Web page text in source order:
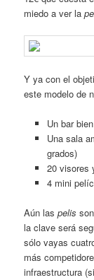
miedo a ver la
Y ya con el
este modelo de
Un bar
Una sala
grados)
20 visores
4 mini
Aún laspelis
la clave será
sólo vayas
más
infraestructura